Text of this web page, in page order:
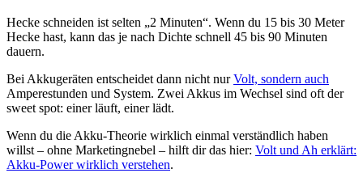
Hecke schneiden ist selten „2 Minuten“. Wenn du 15 bis 30 Meter
Hecke hast, kann das je nach Dichte schnell 45 bis 90 Minuten
dauern.
Bei Akkugeräten entscheidet dann nicht nurVolt, sondern auch
Amperestunden und System. Zwei Akkus im Wechsel sind oft der
sweet spot: einer läuft, einer lädt.
Wenn du die Akku-Theorie wirklich einmal verständlich haben
willst – ohne Marketingnebel – hilft dir das hier: Volt und Ah erklärt:
Akku-Power wirklich verstehen.